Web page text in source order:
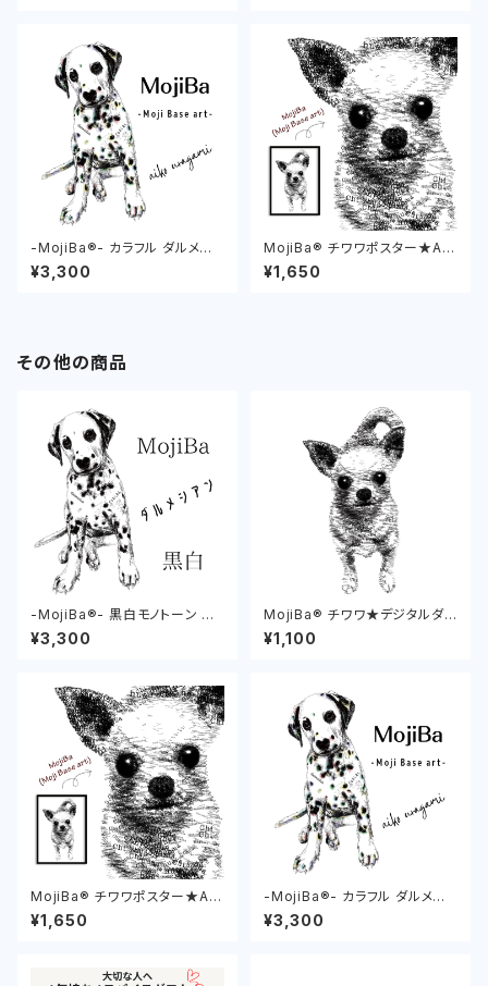
-MojiBa®︎- カラフル ダルメシ
アンポスター (Dalmatian Pos
ter)
¥3,300
MojiBa®︎ チワワポスター★A4
& A3 Chihuahua poster
¥1,650
その他の商品
-MojiBa®︎- 黒白モノトーン ダ
ルメシアンポスター (Dalmatia
n Poster)
¥3,300
MojiBa®︎ チワワ★デジタルダウ
ンロード Chihuahua
¥1,100
MojiBa®︎ チワワポスター★A4
& A3 Chihuahua poster
¥1,650
-MojiBa®︎- カラフル ダルメシ
アンポスター (Dalmatian Pos
ter)
¥3,300